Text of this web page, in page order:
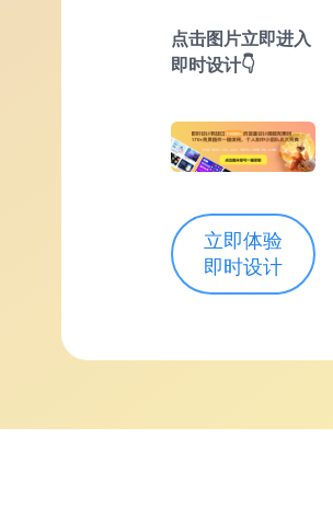
点击图片立即进入
即时设计👇
立即体验
即时设计